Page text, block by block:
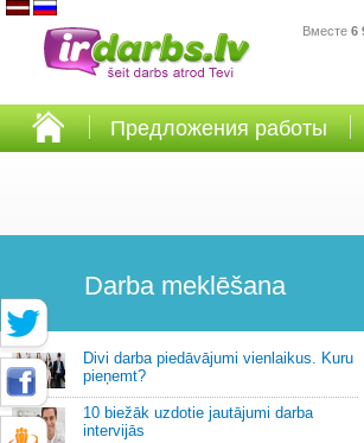
Вместе 6
Предложения работы
Darba meklēšana
Divi darba piedāvājumi vienlaikus. Kuru
pieņemt?
10 biežāk uzdotie jautājumi darba
intervijās